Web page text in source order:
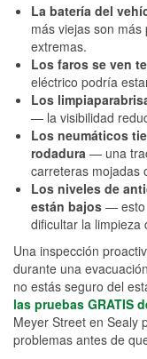
La batería del
más viejas son
extremas.
Los faros se ven
eléctrico podría
Los
— la visibilidad
Los neumáticos
rodadura — una
carreteras mojadas
Los niveles de
están bajos — esto
dificultar la limpieza
Una inspección
durante una
no estás seguro del
las pruebas GRATIS
Meyer Street en Sealy
problemas antes de